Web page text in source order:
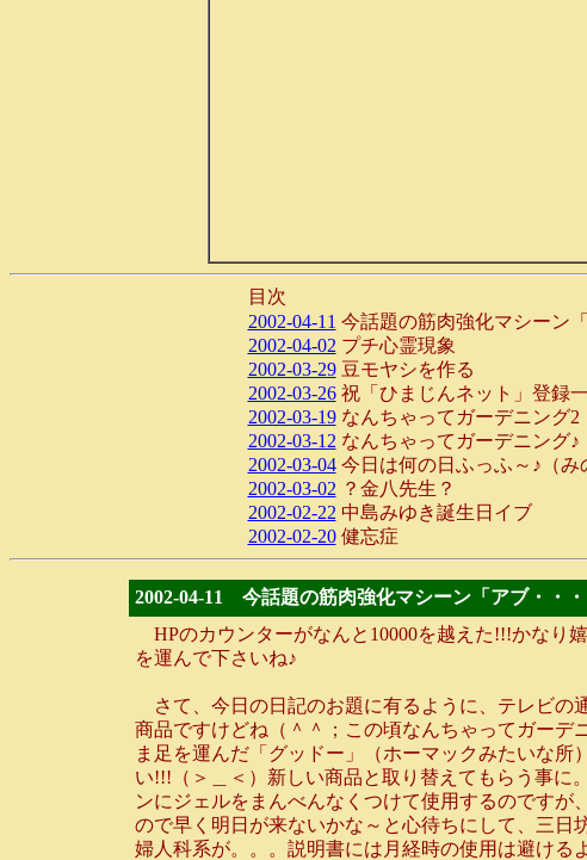
目次
2002-04-11 今話題の筋肉強化マシーン
2002-04-02 プチ心霊現象
2002-03-29豆モヤシを作る
2002-03-26祝「ひまじんネット」登録
2002-03-19なんちゃってガーデニング2
2002-03-12 なんちゃってガーデニング♪
2002-03-04今日は何の日ふっふ～♪（み
2002-03-02 ？金八先生？
2002-02-22 中島みゆき誕生日イブ
2002-02-20健忘症
2002-04-11 今話題の筋肉強化マシーン「アブ・・
HPのカウンターがなんと10000を越えた!!!かなり
を運んで下さいね♪
さて、今日の日記のお題に有るように、テレビの
商品ですけどね（＾＾；この頃なんちゃってガーデ
ま足を運んだ「グッドー」（ホーマックみたいな
い!!!（＞＿＜）新しい商品と取り替えてもらう事に
ンにジェルをまんべんなくつけて使用するのです
ので早く明日が来ないかな～と心待ちにして、三日
婦人科系が。。。説明書には月経時の使用は避ける